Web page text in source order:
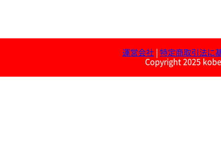
運営会社
特定商取引法に
Copyright 2025